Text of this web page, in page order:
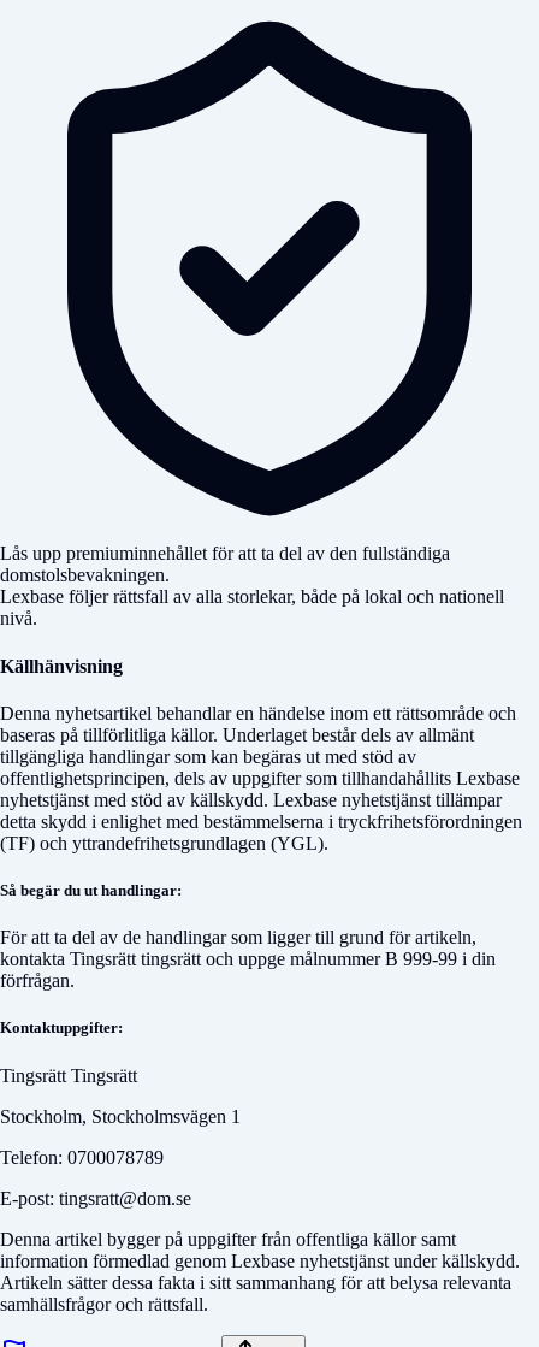
Lås upp premiuminnehållet för att ta del av den fullständiga
domstolsbevakningen.
Lexbase följer rättsfall av alla storlekar, både på lokal och nationell
nivå.
Källhänvisning
Denna nyhetsartikel behandlar en händelse inom ett rättsområde och
baseras på tillförlitliga källor. Underlaget består dels av allmänt
tillgängliga handlingar som kan begäras ut med stöd av
offentlighetsprincipen, dels av uppgifter som tillhandahållits Lexbase
nyhetstjänst med stöd av källskydd. Lexbase nyhetstjänst tillämpar
detta skydd i enlighet med bestämmelserna i tryckfrihetsförordningen
(TF) och yttrandefrihetsgrundlagen (YGL).
Så begär du ut handlingar:
För att ta del av de handlingar som ligger till grund för artikeln,
kontakta Tingsrätt tingsrätt och uppge målnummerB 999-99 i din
förfrågan.
Kontaktuppgifter:
Tingsrätt Tingsrätt
Stockholm, Stockholmsvägen 1
Telefon: 0700078789
E-post: tingsratt@dom.se
Denna artikel bygger på uppgifter från offentliga källor samt
information förmedlad genom Lexbase nyhetstjänst under källskydd.
Artikeln sätter dessa fakta i sitt sammanhang för att belysa relevanta
samhällsfrågor och rättsfall.